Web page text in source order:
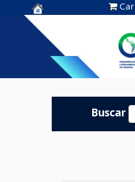
Centro de
Documentación
OLADE -
Buscar